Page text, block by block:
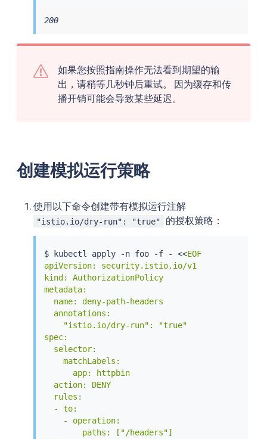
200
如果您按照指南操作无法看到期望的输
出，请稍等几秒钟后重试。 因为缓存和传
播开销可能会导致某些延迟。
创建模拟运行策略
使用以下命令创建带有模拟运行注解
"istio.io/dry-run": "true" 的授权策略：
$ kubectl apply -n foo -f - <<EOF
apiVersion: security.istio.io/v1
kind: AuthorizationPolicy
metadata:
  name: deny-path-headers
  annotations:
    "istio.io/dry-run": "true"
spec:
  selector:
    matchLabels:
      app: httpbin
  action: DENY
  rules:
  - to:
    - operation:
        paths: ["/headers"]